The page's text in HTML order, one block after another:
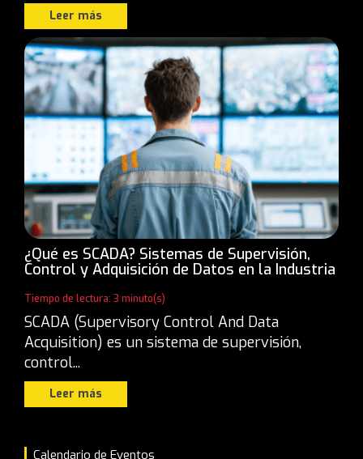
Leer más
¿Qué es SCADA? Sistemas de Supervisión,
Control y Adquisición de Datos en la Industria
Tiempo de lectura: 3 minuto(s)
SCADA (Supervisory Control And Data
Acquisition) es un sistema de supervisión,
control...
Leer más
Calendario de Eventos